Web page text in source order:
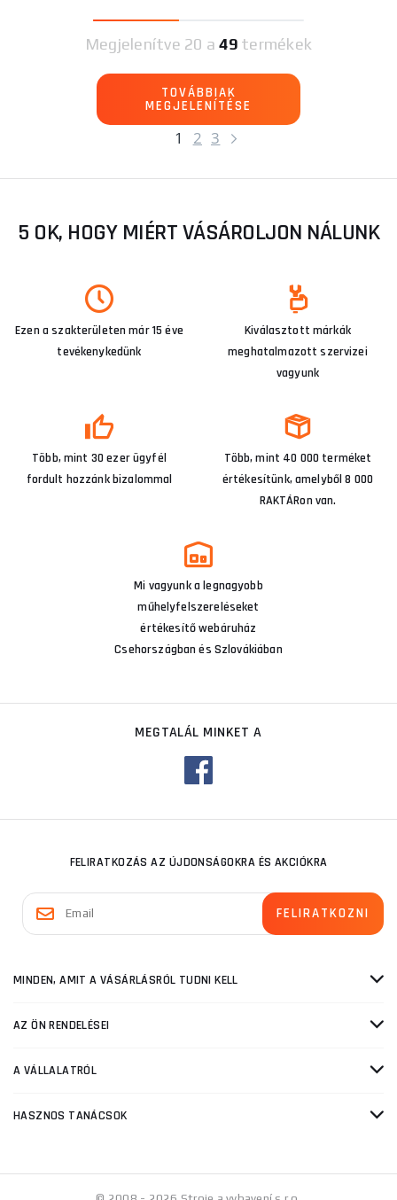
1 2 3
Megjelenítve 20 a49termékek
TOVÁBBIAK
MEGJELENÍTÉSE
5 OK, HOGY MIÉRT VÁSÁROLJON NÁLUNK
Ezen a szakterületen már 15 éve
tevékenykedünk
Kiválasztott márkák
meghatalmazott szervizei
vagyunk
Több, mint 30 ezer ügyfél
fordult hozzánk bizalommal
Több, mint 40 000 terméket
értékesítünk, amelyből 8 000
RAKTÁRon van.
Mi vagyunk a legnagyobb
műhelyfelszereléseket
értékesítő webáruház
Csehországban és Szlovákiában
MEGTALÁL MINKET A
FELIRATKOZÁS AZ ÚJDONSÁGOKRA ÉS AKCIÓKRA
MINDEN, AMIT A VÁSÁRLÁSRÓL TUDNI KELL
AZ ÖN RENDELÉSEI
A VÁLLALATRÓL
HASZNOS TANÁCSOK